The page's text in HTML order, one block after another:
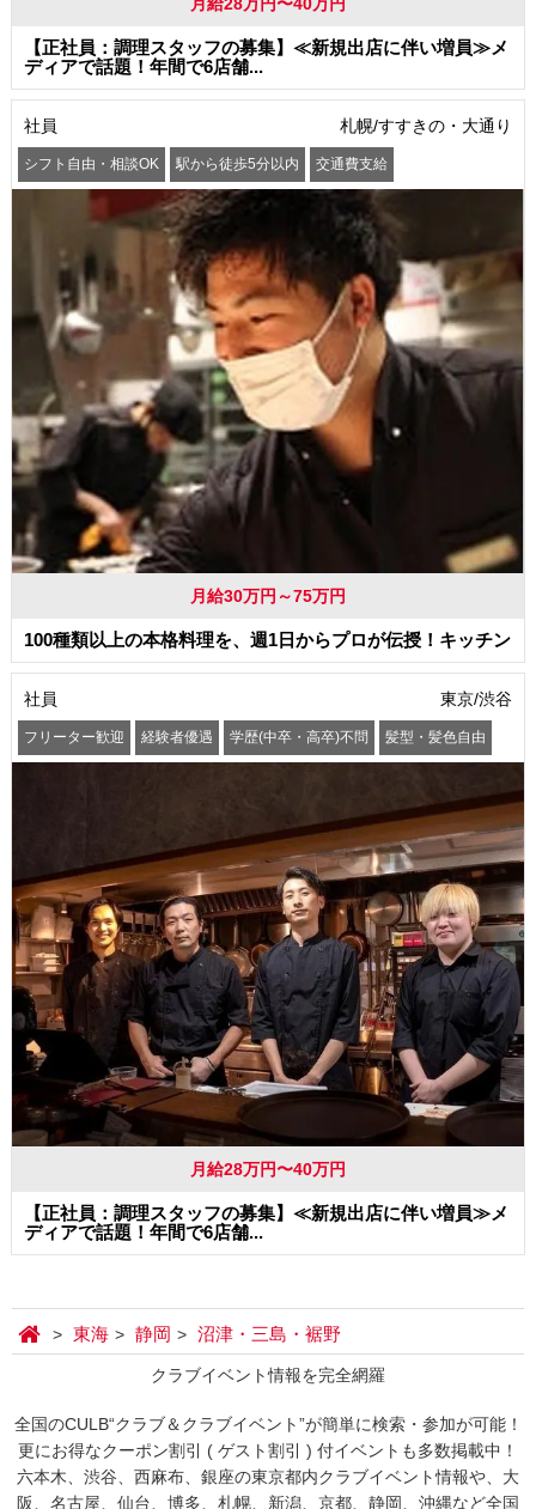
【正社員：調理スタッフの募集】≪新規出店に伴い増員≫メ
ディアで話題！年間で6店舗...
社員 札幌/すすきの・大通り
シフト自由・相談OK 駅から徒歩5分以内 交通費支給
月給30万円～75万円
100種類以上の本格料理を、週1日からプロが伝授！キッチン
社員 東京/渋谷
フリーター歓迎 経験者優遇 学歴(中卒・高卒)不問 髪型・髪色自由
月給28万円〜40万円
【正社員：調理スタッフの募集】≪新規出店に伴い増員≫メ
ディアで話題！年間で6店舗...
東海 静岡 沼津・三島・裾野
クラブイベント情報を完全網羅
全国のCULB“クラブ＆クラブイベント”が簡単に検索・参加が可能！
更にお得なクーポン割引 ( ゲスト割引 ) 付イベントも多数掲載中！
六本木、渋谷、西麻布、銀座の東京都内クラブイベント情報や、大
阪、名古屋、仙台、博多、札幌、新潟、京都、静岡、沖縄など全国